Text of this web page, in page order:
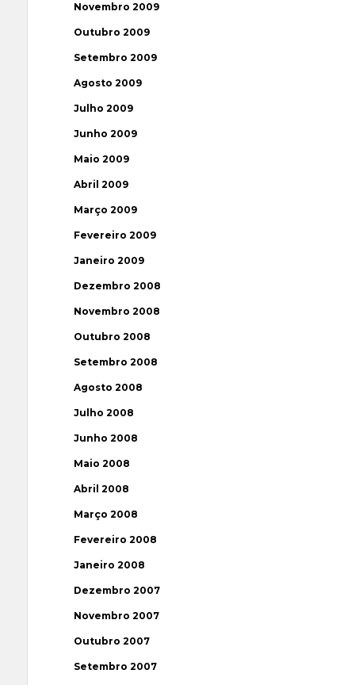
Novembro 2009
Outubro 2009
Setembro 2009
Agosto 2009
Julho 2009
Junho 2009
Maio 2009
Abril 2009
Março 2009
Fevereiro 2009
Janeiro 2009
Dezembro 2008
Novembro 2008
Outubro 2008
Setembro 2008
Agosto 2008
Julho 2008
Junho 2008
Maio 2008
Abril 2008
Março 2008
Fevereiro 2008
Janeiro 2008
Dezembro 2007
Novembro 2007
Outubro 2007
Setembro 2007